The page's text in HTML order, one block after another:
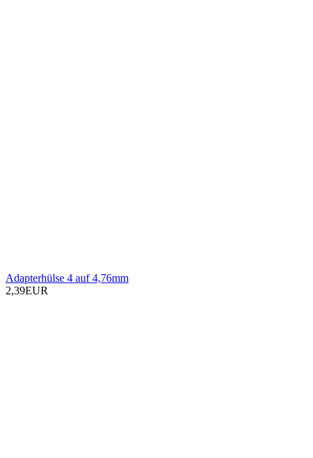
Adapterhülse 4 auf 4,76mm
2,39EUR